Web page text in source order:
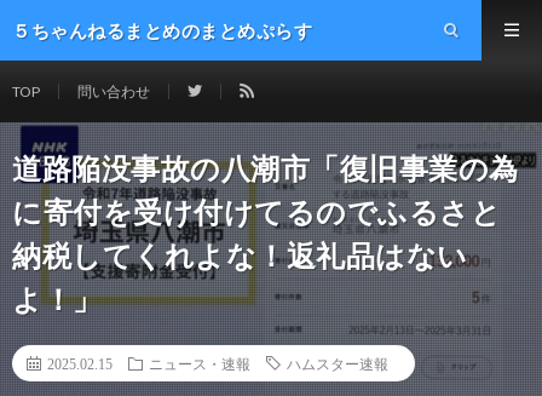
５ちゃんねるまとめのまとめぷらす
TOP 問い合わせ
道路陥没事故の八潮市「復旧事業の為
に寄付を受け付けてるのでふるさと
納税してくれよな！返礼品はない
よ！」
2025.02.15 ニュース・速報 ハムスター速報